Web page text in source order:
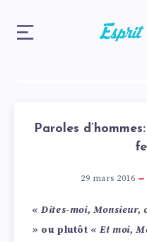
Paroles
29 mars 2016
« Dites-moi, Monsieur,
» ou plutôt « Et moi,